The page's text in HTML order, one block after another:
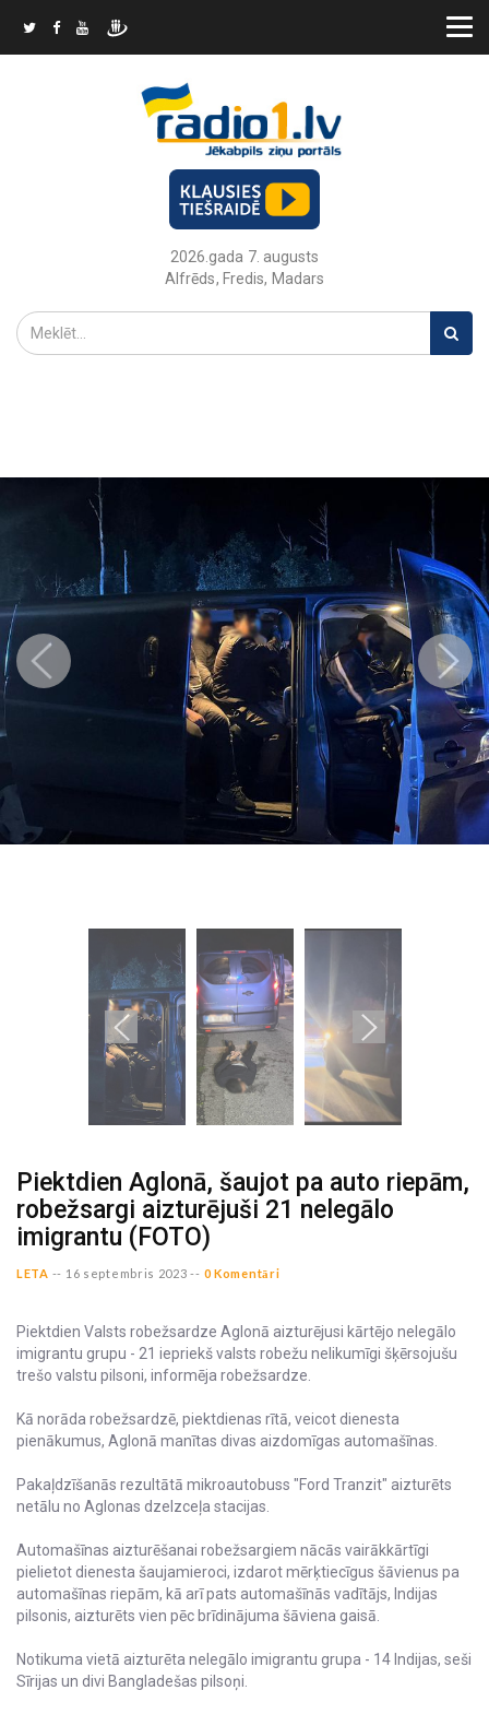
2026.gada 7. augusts
Alfrēds, Fredis, Madars
Piektdien Aglonā, šaujot pa auto riepām,
robežsargi aizturējuši 21 nelegālo
imigrantu (FOTO)
LETA -- 16 septembris 2023 -- 0 Komentāri
Piektdien Valsts robežsardze Aglonā aizturējusi kārtējo nelegālo
imigrantu grupu - 21 iepriekš valsts robežu nelikumīgi šķērsojušu
trešo valstu pilsoni, informēja robežsardze.
Kā norāda robežsardzē, piektdienas rītā, veicot dienesta
pienākumus, Aglonā manītas divas aizdomīgas automašīnas.
Pakaļdzīšanās rezultātā mikroautobuss "Ford Tranzit" aizturēts
netālu no Aglonas dzelzceļa stacijas.
Automašīnas aizturēšanai robežsargiem nācās vairākkārtīgi
pielietot dienesta šaujamieroci, izdarot mērķtiecīgus šāvienus pa
automašīnas riepām, kā arī pats automašīnās vadītājs, Indijas
pilsonis, aizturēts vien pēc brīdinājuma šāviena gaisā.
Notikuma vietā aizturēta nelegālo imigrantu grupa - 14 Indijas, seši
Sīrijas un divi Bangladešas pilsoņi.